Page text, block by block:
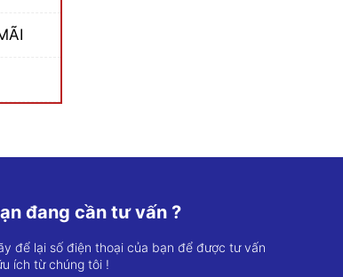
đang cần tư vấn ?
để lại số điện thoại của bạn để được tư vấn
ích từ chúng tôi !